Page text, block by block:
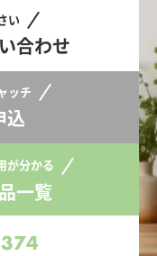
い
合わせ
ッチ
込
が分かる
一覧